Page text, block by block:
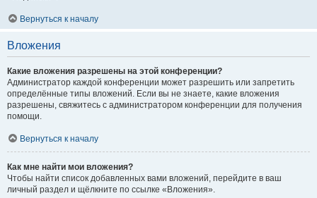
Вернуться к началу
Вложения
Какие вложения разрешены на этой конференции?
Администратор каждой конференции может разрешить или запретить
определённые типы вложений. Если вы не знаете, какие вложения
разрешены, свяжитесь с администратором конференции для получения
помощи.
Вернуться к началу
Как мне найти мои вложения?
Чтобы найти список добавленных вами вложений, перейдите в ваш
личный раздел и щёлкните по ссылке «Вложения».